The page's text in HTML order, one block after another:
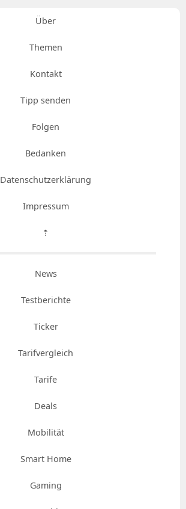
Über
Themen
Kontakt
Tipp senden
Folgen
Bedanken
Datenschutzerklärung
Impressum
⇡
News
Testberichte
Ticker
Tarifvergleich
Tarife
Deals
Mobilität
Smart Home
Gaming